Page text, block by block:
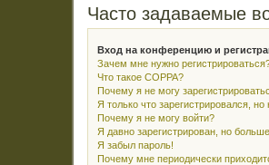
Часто задаваемые
Вход на конференцию и
Зачем мне нужно
Что такое COPPA?
Почему я не могу
Я только что зарегистрировался, но
Почему я не могу войти?
Я давно зарегистрирован, но
Я забыл пароль!
Почему мне периодически